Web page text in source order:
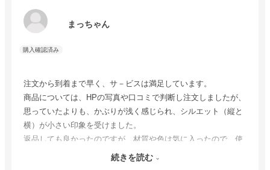
まっちゃん
注文から到着まで早く、サ－ビスは満足しています。
商品については、HPの写真や口コミで判断し注文しましたが、
思っていたよりも、かぶりが浅く感じられ、シルエット（縦と
横）が小さい印象を受けました。
返品しても良かったのですが、材質や色は気に入ったので、使
ってみようと思っています。続きを読む